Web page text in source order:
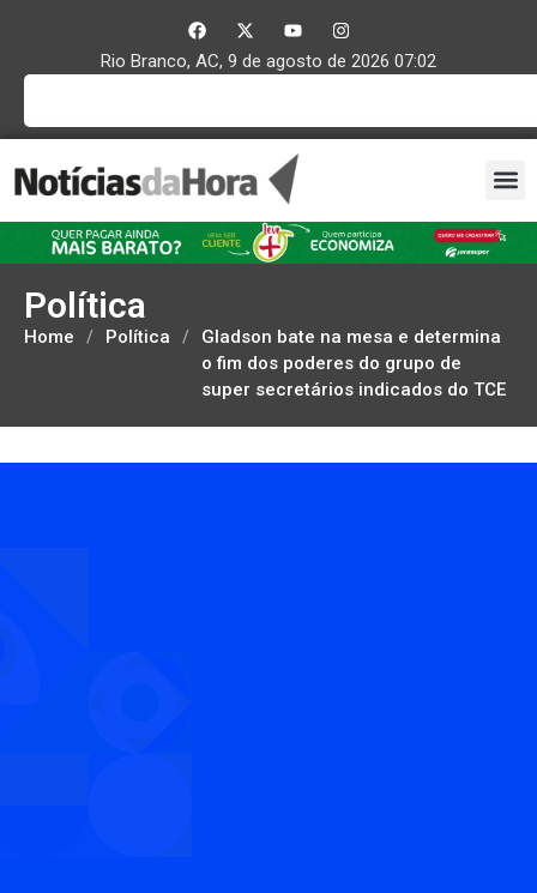
Rio Branco, AC, 9 de agosto de 2026 07:02
Política
Home / Política /
Gladson bate na mesa e determina
o fim dos poderes do grupo de
super secretários indicados do TCE